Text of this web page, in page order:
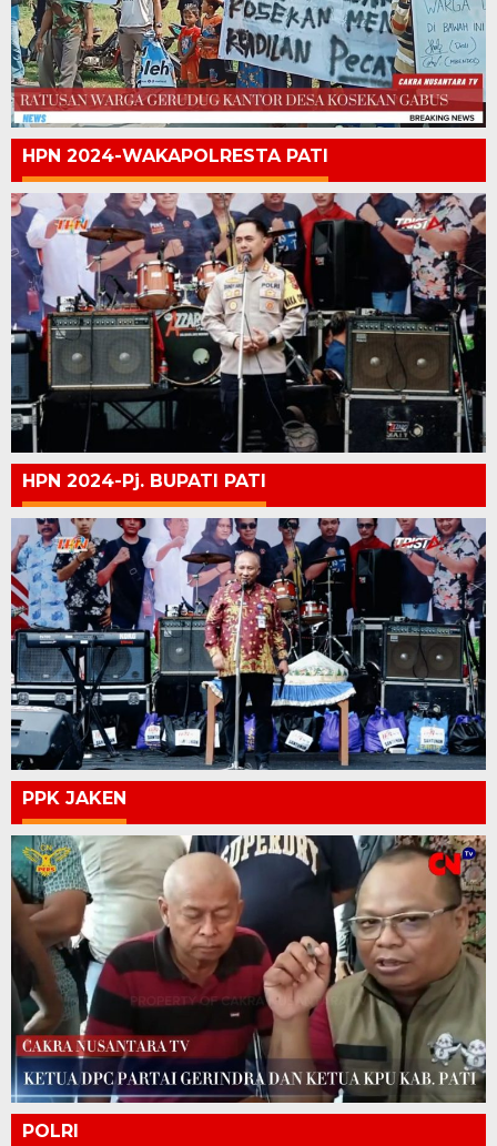
HPN 2024-WAKAPOLRESTA PATI
HPN 2024-Pj. BUPATI PATI
PPK JAKEN
POLRI